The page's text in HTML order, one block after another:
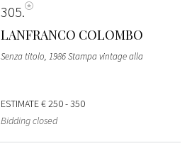
305
LANFRANCO COLOMBO
Senza titolo, 1986 Stampa vintage alla
ESTIMATE€ 250 - 350
Bidding closed